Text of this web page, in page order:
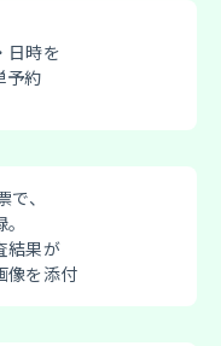
日時を
予約
、
結果が
像を添付